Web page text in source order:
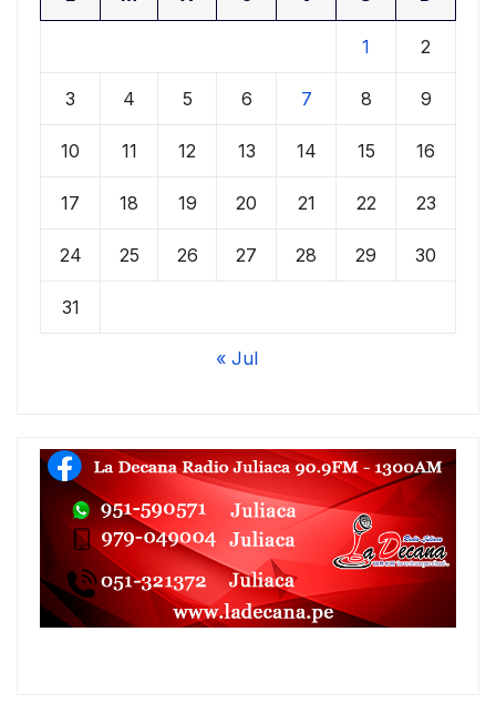
1 2
3 4 5 6 7 8 9
10 11 12 13 14 15 16
17 18 19 20 21 22 23
24 25 26 27 28 29 30
31
« Jul